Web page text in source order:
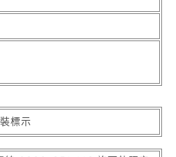
標示